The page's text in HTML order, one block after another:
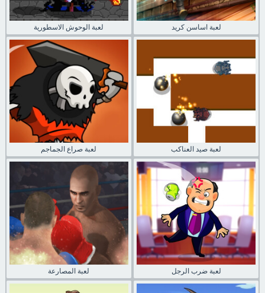
لعبة الوحوش الاسطورية لعبة اساسن كريد
لعبة صراع الجماجم لعبة صيد العناكب
لعبة المصارعة لعبة ضرب الرجل